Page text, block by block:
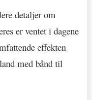
detaljer om
er ventet i dagene
effekten
med bånd til